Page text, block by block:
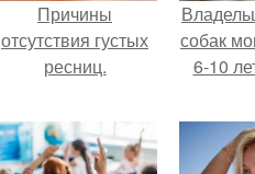
Причины
отсутствия густых
ресниц.
собак
6-10